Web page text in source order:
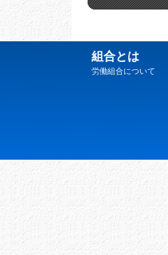
組合とは
労働組合について